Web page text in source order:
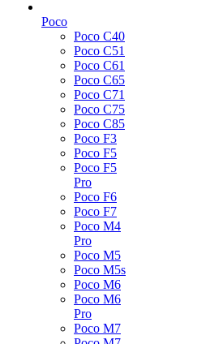
Poco
Poco C40
Poco C51
Poco C61
Poco C65
Poco C71
Poco C75
Poco C85
Poco F3
Poco F5
Poco F5
Pro
Poco F6
Poco F7
Poco M4
Pro
Poco M5
Poco M5s
Poco M6
Poco M6
Pro
Poco M7